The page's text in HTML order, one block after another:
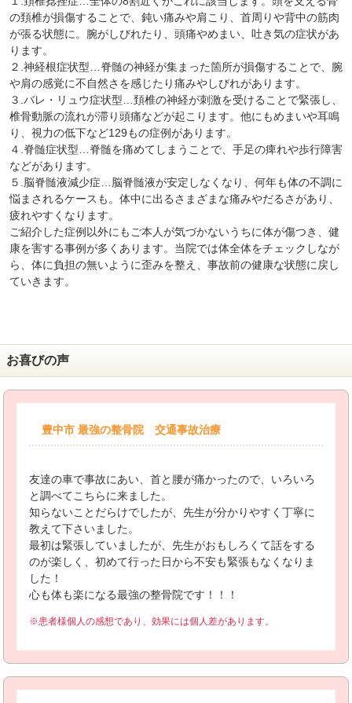
の頚椎が損傷することで、鈍い痛みや肩こり、首周りや背中の筋肉
が張る状態に。腕がしびれたり、頭痛やめまい、吐き気の症状があ
ります。
２.神経根症状型…脊髄の神経が集まった箇所が損傷することで、腕
や肩の感覚に不自然さを感じたり痛みやしびれがあります。
３.バレ・リュウ症状型…頚椎の神経が刺激を受けることで緊張し、
椎骨動脈の流れが滞り頭痛などが起こります。他にもめまいや耳鳴
り、視力の低下など129もの症例があります。
４.脊髄症状型…脊髄を痛めてしまうことで、手足の痺れや歩行障害
などがあります。
５.脳脊髄液減少症…脳脊髄液が安定しなくなり、何年も体の不調に
悩まされるケースも。体中に出るさまざまな痛みやだるさがあり、
疲れやすくなります。
ご紹介した症例以外にもご本人が気づかないうちに体が傷つき、健
康を害する事例が多くあります。当院では体全体をチェックしなが
ら、体に負担の無いように歪みを整え、事故前の健康な状態に戻し
ていきます。
お喜びの声
豊中市 最強の整骨院 交通事故治療
友達の車で事故にあい、首と腰が痛かったので、いろいろ
と調べてこちらに来ました。
知らないことだらけでしたが、先生が分かりやすく丁寧に
教えて下さいました。
最初は緊張していましたが、先生がおもしろくて話をする
のが楽しく、初めて行った日から不安も緊張もなくなりま
した！
心も体も楽になる最強の整骨院です！！！
※患者様個人の感想であり、効果には個人差があります。